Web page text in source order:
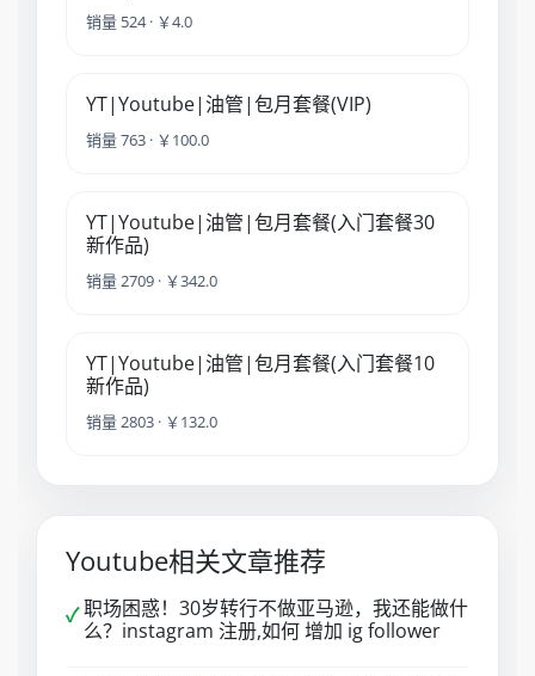
销量 524 · ￥4.0
YT|Youtube|油管|包月套餐(VIP)
销量 763 · ￥100.0
YT|Youtube|油管|包月套餐(入门套餐30
新作品)
销量 2709 · ￥342.0
YT|Youtube|油管|包月套餐(入门套餐10
新作品)
销量 2803 · ￥132.0
Youtube相关文章推荐
✓职场困惑！30岁转行不做亚马逊，我还能做什
么？instagram 注册,如何 增加 ig follower